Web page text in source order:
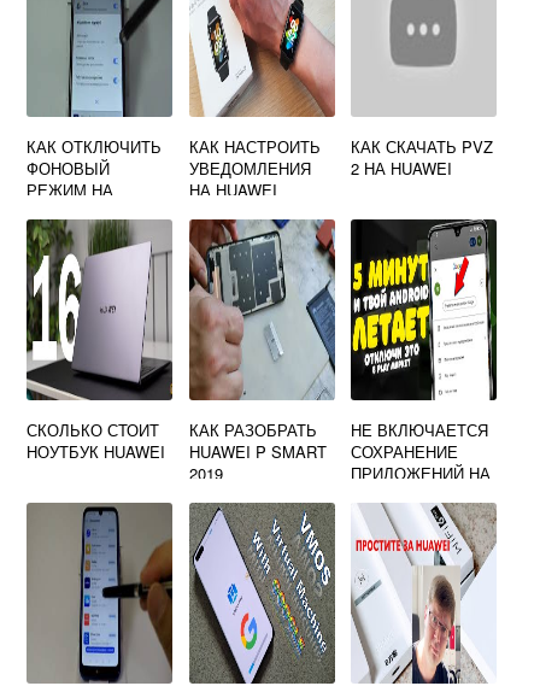
КАК ОТКЛЮЧИТЬ
ФОНОВЫЙ
РЕЖИМ НА
HUAWEI
КАК НАСТРОИТЬ
УВЕДОМЛЕНИЯ
НА HUAWEI
КАК СКАЧАТЬ PVZ
2 НА HUAWEI
СКОЛЬКО СТОИТ
НОУТБУК HUAWEI
КАК РАЗОБРАТЬ
HUAWEI P SMART
2019
НЕ ВКЛЮЧАЕТСЯ
СОХРАНЕНИЕ
ПРИЛОЖЕНИЙ НА
НАКОПИТЕЛЬ
HUAWEI